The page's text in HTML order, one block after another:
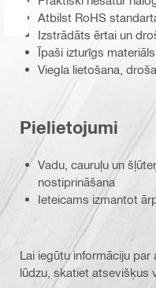
Atbilst RoHS
Izstrādāts ērtai un
Īpaši izturīgs materiāls
Viegla lietošana,
Pielietojumi
Vadu, cauruļu un
nostiprināšana
Ieteicams izmantot
Lai iegūtu informāciju par
lūdzu, skatiet atsevišķus